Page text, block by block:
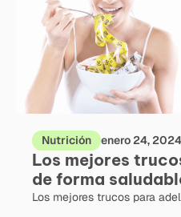
Nutrición enero 24, 2024
Los mejores
de forma
Los mejores trucos para